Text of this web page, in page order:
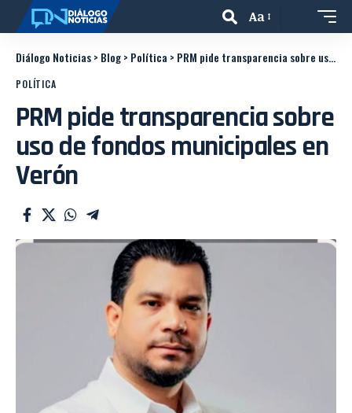
Aa
Diálogo Noticias> Blog> Política > PRM pide transparencia sobre uso de fondos municipales en Verón
POLÍTICA
PRM pide transparencia sobre
uso de fondos municipales en
Verón